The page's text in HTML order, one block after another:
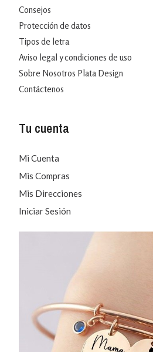
Consejos
Protección de datos
Tipos de letra
Aviso legal y condiciones de uso
Sobre Nosotros Plata Design
Contáctenos
Tu cuenta
Mi Cuenta
Mis Compras
Mis Direcciones
Iniciar Sesión